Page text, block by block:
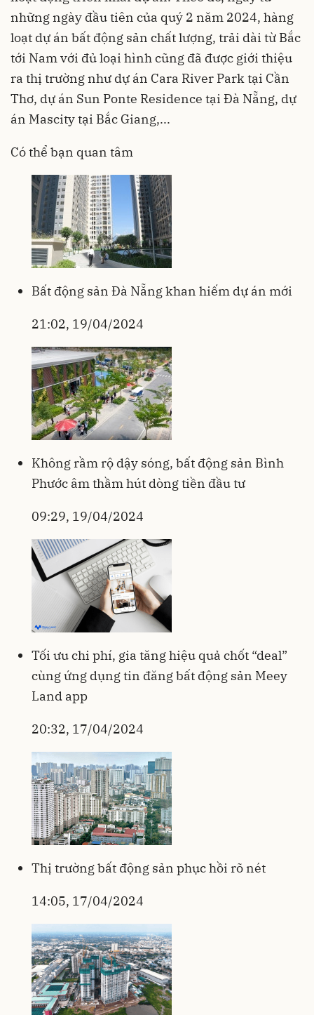
những ngày đầu tiên của quý 2 năm 2024, hàng
loạt dự án bất động sản chất lượng, trải dài từ Bắc
tới Nam với đủ loại hình cũng đã được giới thiệu
ra thị trường như dự án Cara River Park tại Cần
Thơ, dự án Sun Ponte Residence tại Đà Nẵng, dự
án Mascity tại Bắc Giang,...
Có thể bạn quan tâm
Bất động sản Đà Nẵng khan hiếm dự án mới
21:02, 19/04/2024
Không rầm rộ dậy sóng, bất động sản Bình
Phước âm thầm hút dòng tiền đầu tư
09:29, 19/04/2024
Tối ưu chi phí, gia tăng hiệu quả chốt “deal”
cùng ứng dụng tin đăng bất động sản Meey
Land app
20:32, 17/04/2024
Thị trường bất động sản phục hồi rõ nét
14:05, 17/04/2024